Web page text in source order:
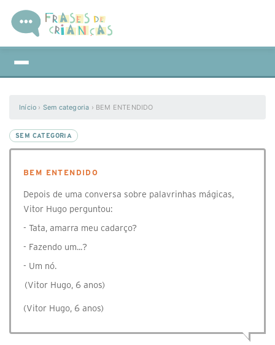
Início › Sem categoria › BEM ENTENDIDO
SEM CATEGORIA
BEM ENTENDIDO
Depois de uma conversa sobre palavrinhas mágicas,
Vitor Hugo perguntou:
- Tata, amarra meu cadarço?
- Fazendo um...?
- Um nó.
(Vitor Hugo, 6 anos)
(Vitor Hugo, 6 anos)